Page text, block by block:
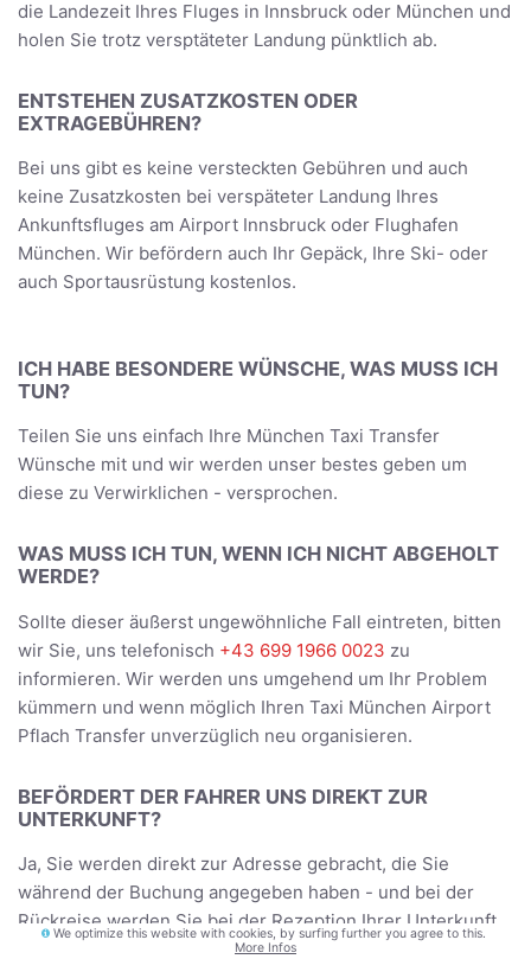
die Landezeit Ihres Fluges in Innsbruck oder München und
holen Sie trotz versptäteter Landung pünktlich ab.
ENTSTEHEN ZUSATZKOSTEN ODER
EXTRAGEBÜHREN?
Bei uns gibt es keine versteckten Gebühren und auch
keine Zusatzkosten bei verspäteter Landung Ihres
Ankunftsfluges am Airport Innsbruck oder Flughafen
München. Wir befördern auch Ihr Gepäck, Ihre Ski- oder
auch Sportausrüstung kostenlos.
ICH HABE BESONDERE WÜNSCHE, WAS MUSS ICH
TUN?
Teilen Sie uns einfach Ihre München Taxi Transfer
Wünsche mit und wir werden unser bestes geben um
diese zu Verwirklichen - versprochen.
WAS MUSS ICH TUN, WENN ICH NICHT ABGEHOLT
WERDE?
Sollte dieser äußerst ungewöhnliche Fall eintreten, bitten
wir Sie, uns telefonisch +43 699 1966 0023 zu
informieren. Wir werden uns umgehend um Ihr Problem
kümmern und wenn möglich Ihren Taxi München Airport
Pflach Transfer unverzüglich neu organisieren.
BEFÖRDERT DER FAHRER UNS DIREKT ZUR
UNTERKUNFT?
Ja, Sie werden direkt zur Adresse gebracht, die Sie
während der Buchung angegeben haben - und bei der
Rückreise werden Sie bei der Rezeption Ihrer Unterkunft
beziehungsweise Abholadresse abgeholt.
We optimize this website with cookies, by surfing further you agree to this.
More Infos